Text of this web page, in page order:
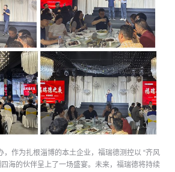
，作为扎根淄博的本土企业，福瑞德测控以 “齐风
海的伙伴呈上了一场盛宴。未来，福瑞德将持续